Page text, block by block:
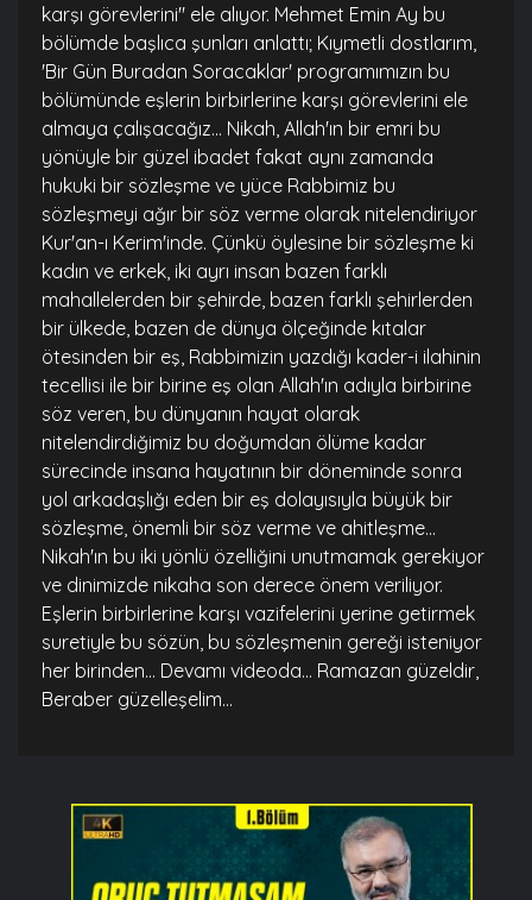
karşı görevlerini" ele alıyor. Mehmet Emin Ay bu
bölümde başlıca şunları anlattı; Kıymetli dostlarım,
'Bir Gün Buradan Soracaklar' programımızın bu
bölümünde eşlerin birbirlerine karşı görevlerini ele
almaya çalışacağız... Nikah, Allah'ın bir emri bu
yönüyle bir güzel ibadet fakat aynı zamanda
hukuki bir sözleşme ve yüce Rabbimiz bu
sözleşmeyi ağır bir söz verme olarak nitelendiriyor
Kur'an-ı Kerim'inde. Çünkü öylesine bir sözleşme ki
kadın ve erkek, iki ayrı insan bazen farklı
mahallelerden bir şehirde, bazen farklı şehirlerden
bir ülkede, bazen de dünya ölçeğinde kıtalar
ötesinden bir eş, Rabbimizin yazdığı kader-i ilahinin
tecellisi ile bir birine eş olan Allah'ın adıyla birbirine
söz veren, bu dünyanın hayat olarak
nitelendirdiğimiz bu doğumdan ölüme kadar
sürecinde insana hayatının bir döneminde sonra
yol arkadaşlığı eden bir eş dolayısıyla büyük bir
sözleşme, önemli bir söz verme ve ahitleşme...
Nikah'ın bu iki yönlü özelliğini unutmamak gerekiyor
ve dinimizde nikaha son derece önem veriliyor.
Eşlerin birbirlerine karşı vazifelerini yerine getirmek
suretiyle bu sözün, bu sözleşmenin gereği isteniyor
her birinden... Devamı videoda... Ramazan güzeldir,
Beraber güzelleşelim...